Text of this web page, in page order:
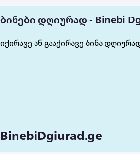
ხედები, ბინა ახალი გარემონტებულია
ბინები დღიურად - Binebi
იქირავე ან გააქირავე ბინა
BinebiDgiurad.ge